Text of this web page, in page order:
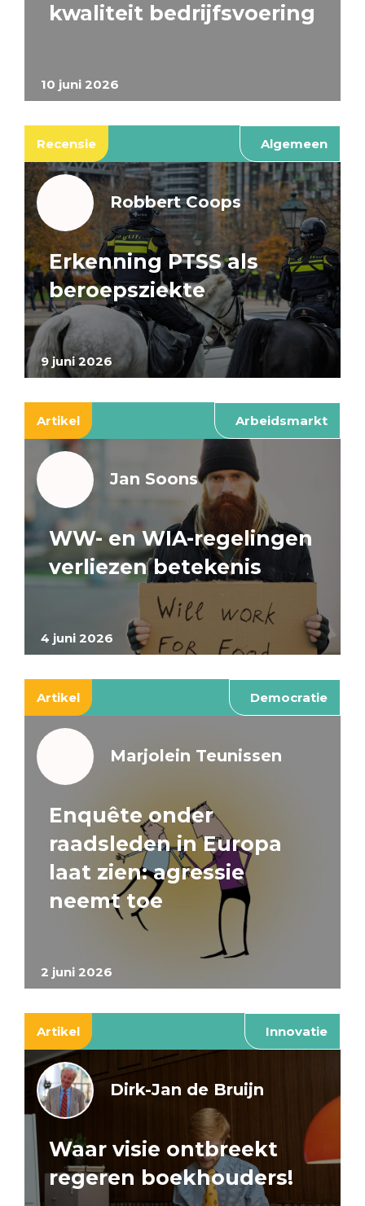
10 juni 2026
kwaliteit bedrijfsvoering
Recensie Algemeen
9 juni 2026
Robbert Coops
Erkenning PTSS als
beroepsziekte
Artikel Arbeidsmarkt
4 juni 2026
Jan Soons
WW- en WIA-regelingen
verliezen betekenis
Artikel Democratie
2 juni 2026
Marjolein Teunissen
Enquête onder
raadsleden in Europa
laat zien: agressie
neemt toe
Artikel Innovatie
Dirk-Jan de Bruijn
Waar visie ontbreekt
regeren boekhouders!